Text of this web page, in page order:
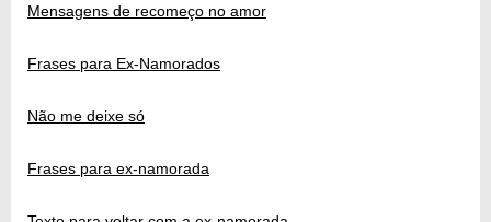
Mensagens de recomeço no amor
Frases para Ex-Namorados
Não me deixe só
Frases para ex-namorada